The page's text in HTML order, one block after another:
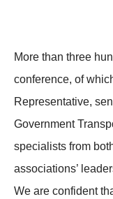
More than three
conference, of
Representative,
Government
specialists from
associations’
We are confident